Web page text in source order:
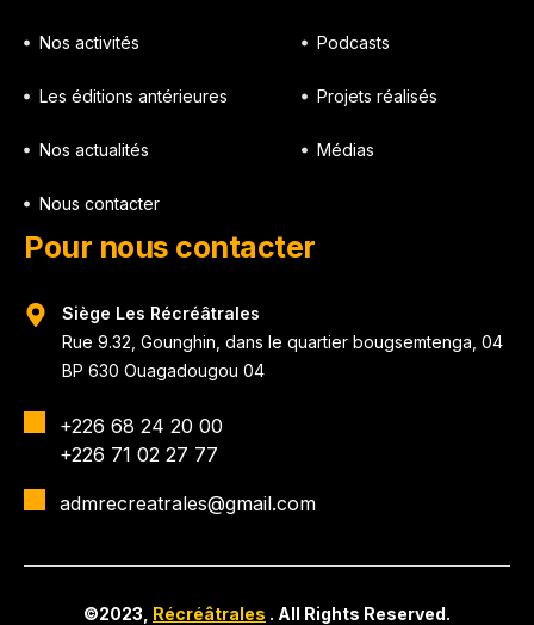
Nos activités
Les éditions antérieures
Nos actualités
Nous contacter
Podcasts
Projets réalisés
Médias
Pour nous contacter
Siège Les Récréâtrales
Rue 9.32, Gounghin, dans le quartier bougsemtenga, 04
BP 630 Ouagadougou 04
+226 68 24 20 00
+226 71 02 27 77
admrecreatrales@gmail.com
©2023, Récréâtrales . All Rights Reserved.